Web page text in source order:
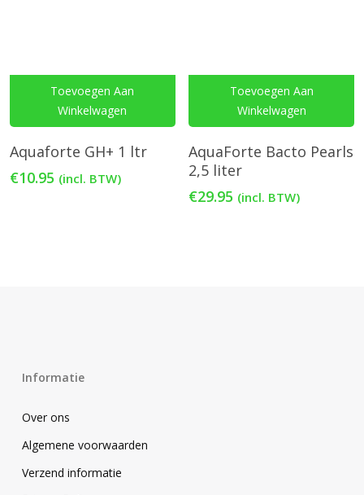
Toevoegen Aan
Winkelwagen
Aquaforte GH+ 1 ltr
€10.95 (incl. BTW)
Toevoegen Aan
Winkelwagen
AquaForte Bacto Pearls
2,5 liter
€29.95 (incl. BTW)
Informatie
Over ons
Algemene voorwaarden
Verzend informatie